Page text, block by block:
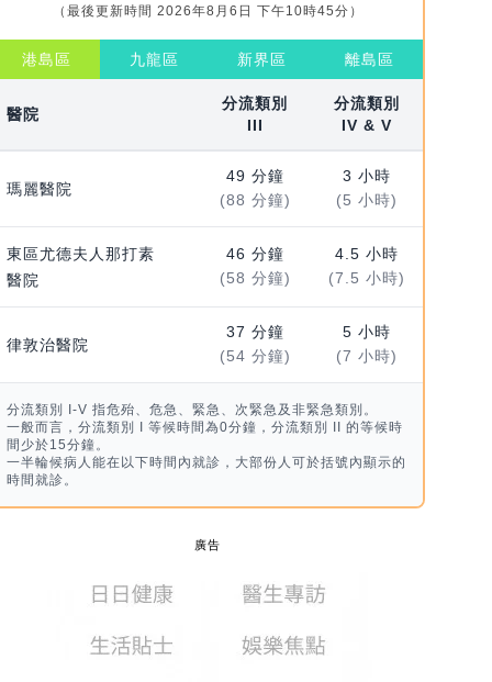
（最後更新時間 2026年8月6日 下午10時45分）
港島區 九龍區 新界區 離島區
醫院
分流類別
III
分流類別
IV & V
瑪麗醫院
49 分鐘
(88 分鐘)
3 小時
(5 小時)
東區尤德夫人那打素
醫院
46 分鐘
(58 分鐘)
4.5 小時
(7.5 小時)
律敦治醫院
37 分鐘
(54 分鐘)
5 小時
(7 小時)
分流類別 I-V 指危殆、危急、緊急、次緊急及非緊急類別。
一般而言，分流類別 I 等候時間為0分鐘，分流類別 II 的等候時
間少於15分鐘。
一半輪候病人能在以下時間內就診，大部份人可於括號內顯示的
時間就診。
廣告